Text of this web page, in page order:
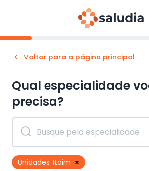
Voltar para a página principal
Qual especialidade
precisa?
Unidades: Itaim ×